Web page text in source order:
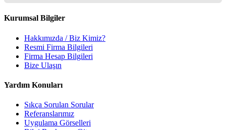
Kurumsal Bilgiler
Hakkımızda / Biz Kimiz?
Resmi Firma Bilgileri
Firma Hesap Bilgileri
Bize Ulaşın
Yardım Konuları
Sıkça Sorulan Sorular
Referanslarımız
Uygulama Görselleri